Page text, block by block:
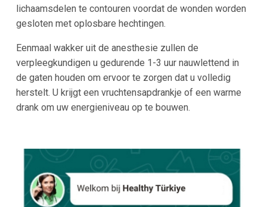
lichaamsdelen te contouren voordat de wonden worden
gesloten met oplosbare hechtingen.
Eenmaal wakker uit de anesthesie zullen de
verpleegkundigen u gedurende 1-3 uur nauwlettend in
de gaten houden om ervoor te zorgen dat u volledig
herstelt. U krijgt een vruchtensapdrankje of een warme
drank om uw energieniveau op te bouwen.